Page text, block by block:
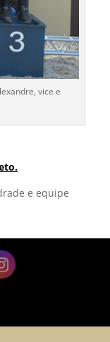
vice e
e equipe